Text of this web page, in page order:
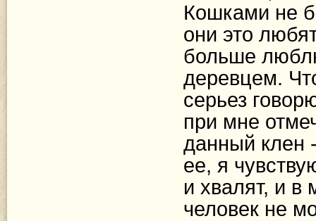
Кошками не
они это
больше
деревцем.
серьез
при мне
данный клен
ее, я
и хвалят, и в
человек не